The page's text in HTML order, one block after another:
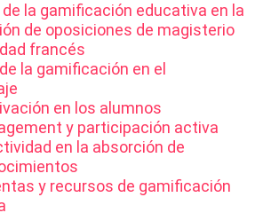
la gamificación educativa en la
de oposiciones de magisterio
francés
la gamificación en el
en los alumnos
y participación activa
en la absorción de
y recursos de gamificación